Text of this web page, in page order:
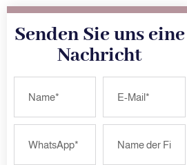
Senden Sie uns eine
Nachricht